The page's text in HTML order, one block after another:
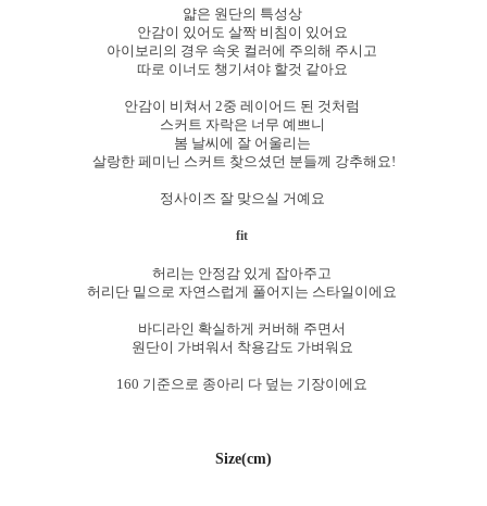
얇은 원단의 특성상
안감이 있어도 살짝 비침이 있어요
아이보리의 경우 속옷 컬러에 주의해 주시고
따로 이너도 챙기셔야 할것 같아요
안감이 비쳐서 2중 레이어드 된 것처럼
스커트 자락은 너무 예쁘니
봄 날씨에 잘 어울리는
살랑한 페미닌 스커트 찾으셨던 분들께 강추해요!
정사이즈 잘 맞으실 거예요
fit
허리는 안정감 있게 잡아주고
허리단 밑으로 자연스럽게 풀어지는 스타일이에요
바디라인 확실하게 커버해 주면서
원단이 가벼워서 착용감도 가벼워요
160 기준으로 종아리 다 덮는 기장이에요
Size(cm)